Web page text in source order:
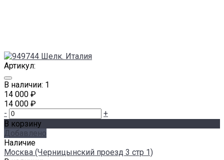
Артикул:
В наличии: 1
14 000 ₽
14 000 ₽
-
+
В корзину
Добавлено
Наличие
Москва (Черницынский проезд 3 стр 1)